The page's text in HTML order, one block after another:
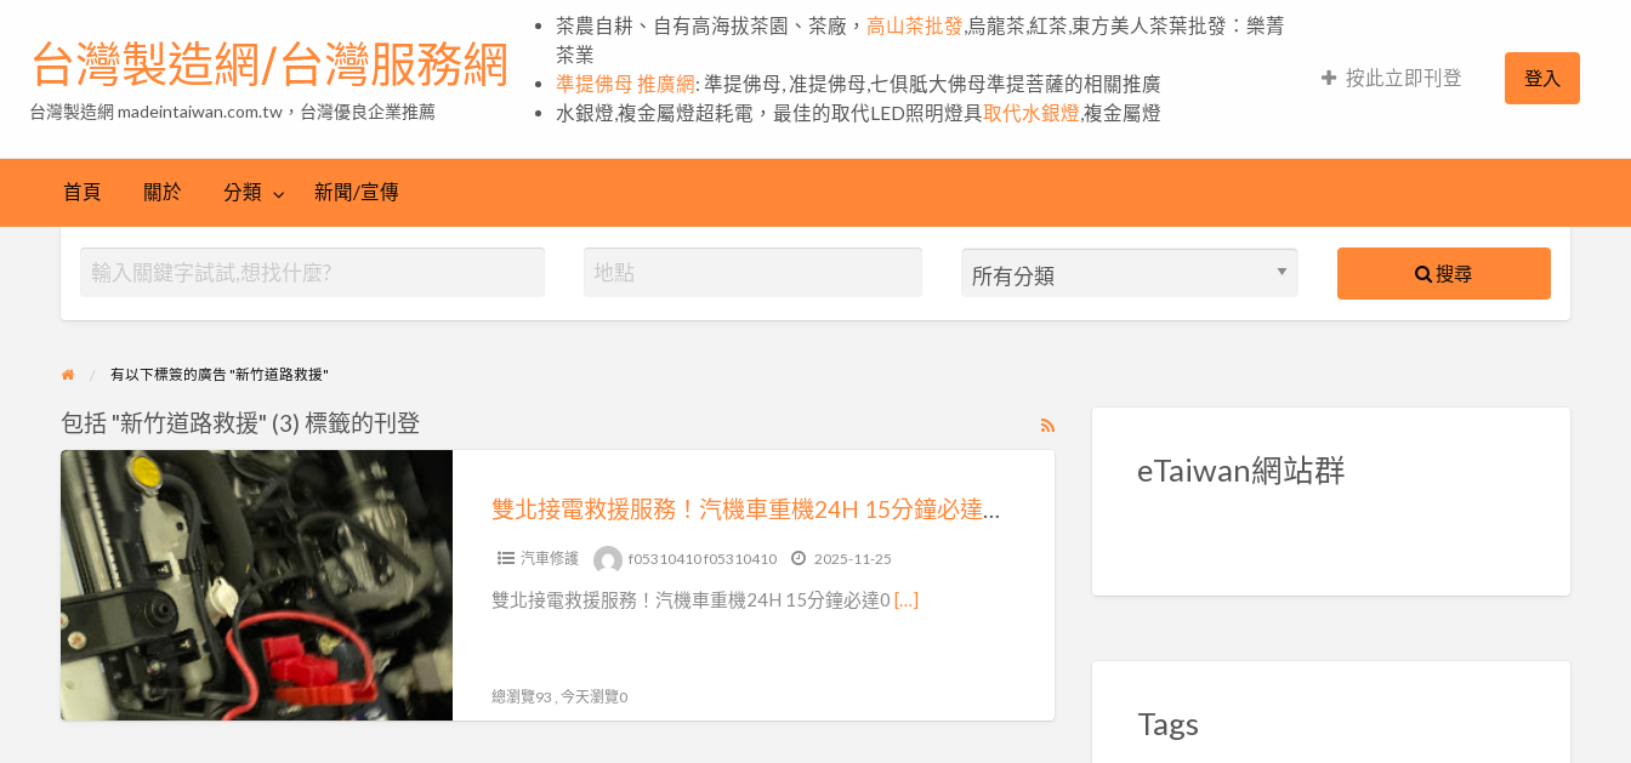
台灣製造網/台灣服務網
台灣製造網 madeintaiwan.com.tw，台灣優良企業推薦
茶農自耕、自有高海拔茶園、茶廠， 高山茶批發 ,烏龍茶,紅茶,東方美人茶葉批發：樂菁
茶業
準提佛母 推廣網: 準提佛母, 准提佛母,七俱胝大佛母準提菩薩的相關推廣
水銀燈,複金屬燈超耗電，最佳的取代LED照明燈具取代水銀燈 ,複金屬燈
按此立即刊登 登入
首頁 關於 分類 新聞/宣傳
搜尋
有以下標簽的廣告 "新竹道路救援"
RSS
救
包括 "新竹道路救援" (3) 標籤的刊登
雙
北
接
電
救
援
服
務！
汽
雙北接電救援服務！汽機車重機24H 15分鐘必達0913177311
汽車修護 f05310410 f05310410 2025-11-25
雙北接電救援服務！汽機車重機24H 15分鐘必達0 […]
總瀏覽93 , 今天瀏覽0
eTaiwan網站群
Tags